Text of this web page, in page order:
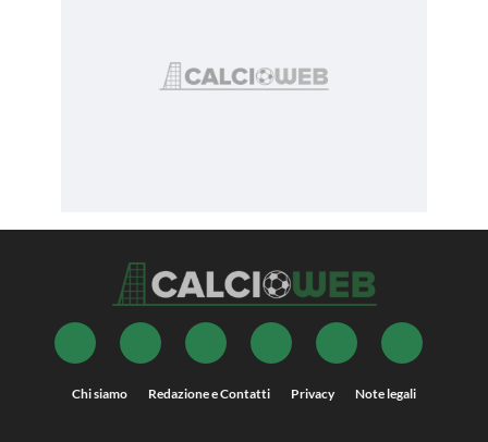
Chi siamo Redazione e Contatti Privacy Note legali